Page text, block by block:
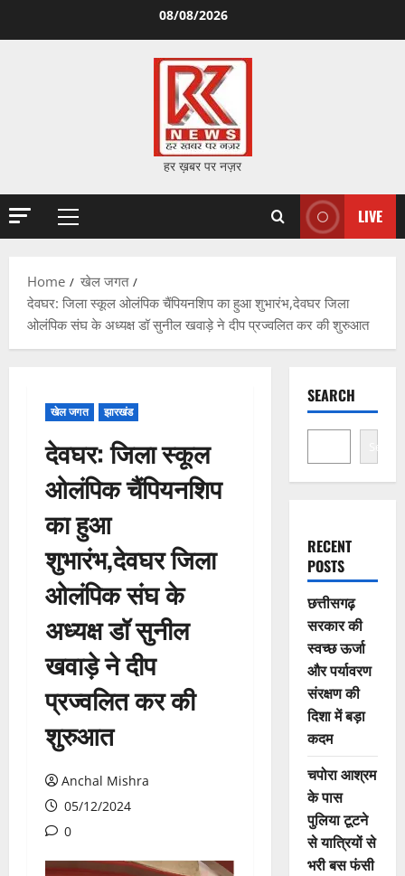
08/08/2026
हर ख़बर पर नज़र
Primary
LIVE
Home
खेल जगत
देवघर: जिला स्कूल ओलंपिक चैंपियनशिप का हुआ शुभारंभ,देवघर जिला
ओलंपिक संघ के अध्यक्ष डॉ सुनील खवाड़े ने दीप प्रज्वलित कर की शुरुआत
खेल जगत झारखंड
देवघर: जिला स्कूल
ओलंपिक चैंपियनशिप
का हुआ
शुभारंभ,देवघर जिला
ओलंपिक संघ के
अध्यक्ष डॉ सुनील
खवाड़े ने दीप
प्रज्वलित कर की
शुरुआत
Anchal Mishra
05/12/2024
0
SEARCH
Search
RECENT
POSTS
छत्तीसगढ़
सरकार की
स्वच्छ ऊर्जा
और पर्यावरण
संरक्षण की
दिशा में बड़ा
कदम
चपोरा आश्रम
के पास
पुलिया टूटने
से यात्रियों से
भरी बस फंसी